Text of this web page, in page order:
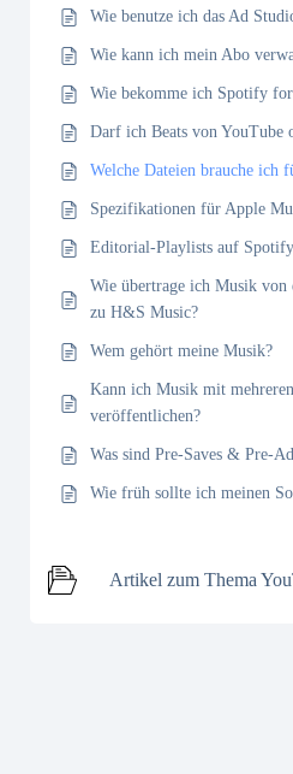
Wie benutze ich das Ad
Wie kann ich mein Abo
Wie bekomme ich Spotify
Darf ich Beats von YouTube
Welche Dateien brauche ich
Spezifikationen für Apple
Editorial-Playlists auf
Wie übertrage ich Musik
zu H&S Music?
Wem gehört meine Musik?
Kann ich Musik mit
veröffentlichen?
Was sind Pre-Saves & Pre-
Wie früh sollte ich meinen
Artikel zum Thema